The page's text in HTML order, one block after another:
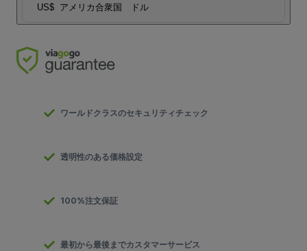
US$ アメリカ合衆国 ドル
ワールドクラスのセキュリティチェック
透明性のある価格設定
100%注文保証
最初から最後までカスタマーサービス